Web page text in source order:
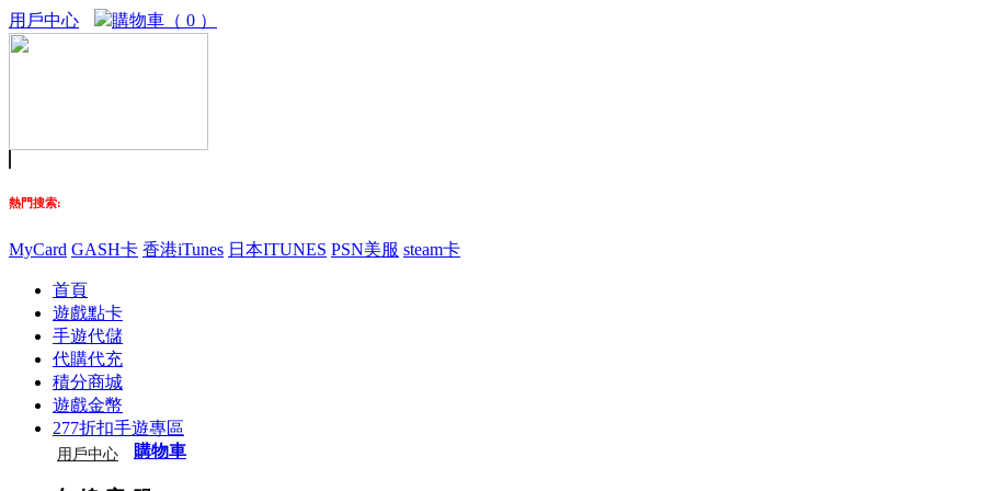
用戶中心 購物車（ 0 ）
熱門搜索:
MyCard GASH卡 香港iTunes 日本ITUNES PSN美服 steam卡
首頁
遊戲點卡
手遊代儲
代購代充
積分商城
遊戲金幣
277折扣手遊專區
用戶中心 購物車